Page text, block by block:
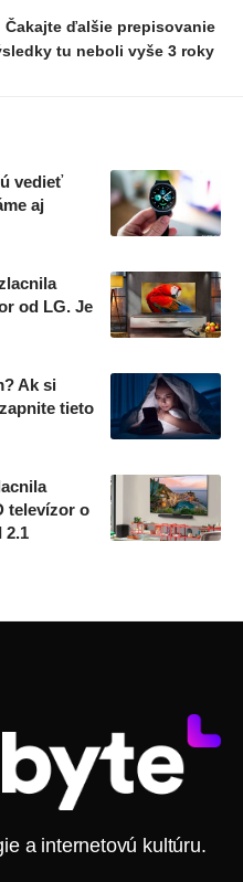
ďalšie prepisovanie
tu neboli vyše 3 roky
vedieť
aj
od LG. Je
Ak si
tieto
televízor o
2.1
a internetovú kultúru.